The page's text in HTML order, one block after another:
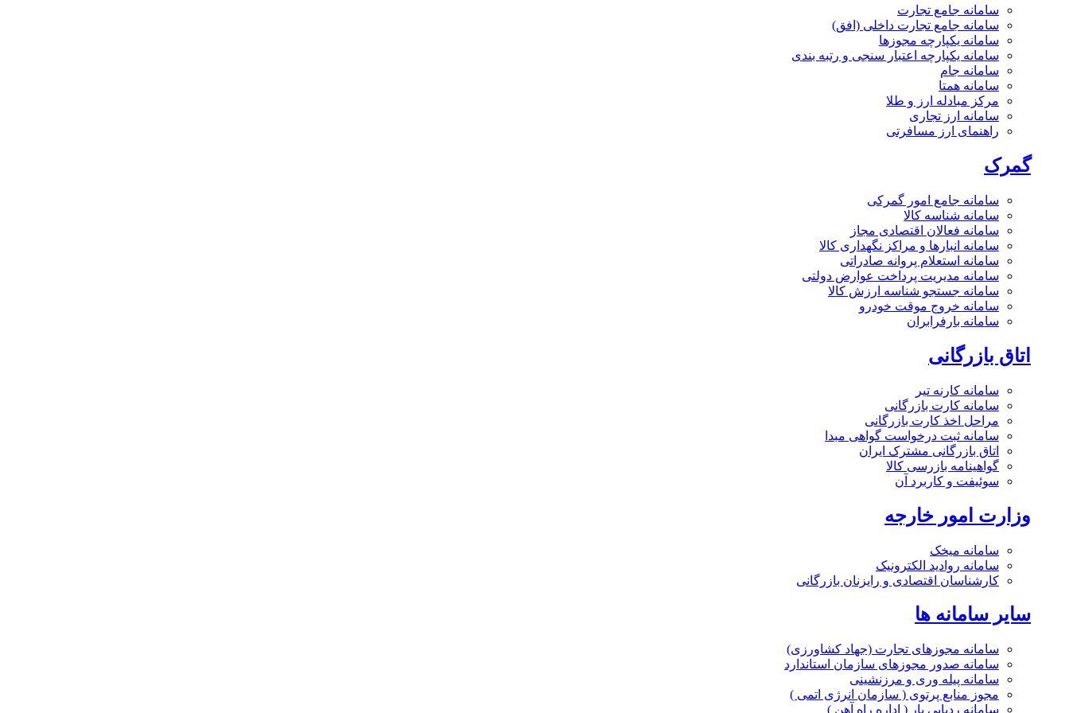
سامانه جامع تجارت
سامانه جامع تجارت داخلی (افق)
سامانه یکپارچه مجوزها
سامانه یکپارچه اعتبار سنجی و رتبه بندی
سامانه جام
سامانه همتا
مرکز مبادله ارز و طلا
سامانه ارز تجاری
راهنمای ارز مسافرتی
گمرک
سامانه جامع امور گمرکی
سامانه شناسه کالا
سامانه فعالان اقتصادی مجاز
سامانه انبارها و مراکز نگهداری کالا
سامانه استعلام پروانه صادراتی
سامانه مدیریت پرداخت عوارض دولتی
سامانه جستجو شناسه ارزش کالا
سامانه خروج موقت خودرو
سامانه بارفرابران
اتاق بازرگانی
سامانه کارنه تیر
سامانه کارت بازرگانی
مراحل اخذ کارت بازرگانی
سامانه ثبت درخواست گواهی مبدا
اتاق بازرگانی مشترک ایران
گواهینامه بازرسی کالا
سوئیفت و کاربرد آن
وزارت امور خارجه
سامانه میخک
سامانه روادید الکترونیک
کارشناسان اقتصادی و رایزنان بازرگانی
سایر سامانه ها
سامانه مجوزهای تجارت (جهاد کشاورزی)
سامانه صدور مجوزهای سازمان استاندارد
سامانه پیله وری و مرزنشینی
مجوز منابع پرتوی ( سازمان انرژی اتمی )
سامانه ردیابی بار ( اداره راه آهن )